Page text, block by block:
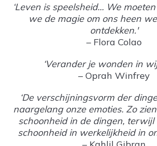
‘Leven is speelsheid… We
we de magie om ons heen
ontdekken.'
– Flora Colao
‘Verander je wonden in
– Oprah Winfrey
‘De verschijningsvorm der
naargelang onze emoties. Zo
schoonheid in de dingen, terwijl
schoonheid in werkelijkheid in